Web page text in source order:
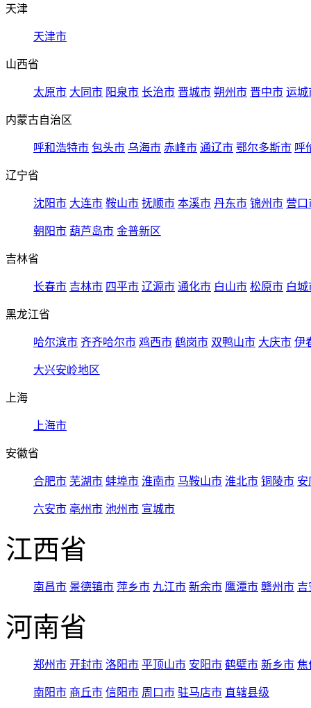
天津
天津市
山西省
太原市 大同市 阳泉市 长治市 晋城市 朔州市 晋中市 运城
内蒙古自治区
呼和浩特市 包头市 乌海市 赤峰市 通辽市 鄂尔多斯市 呼
辽宁省
沈阳市 大连市 鞍山市 抚顺市 本溪市 丹东市 锦州市 营口
朝阳市 葫芦岛市 金普新区
吉林省
长春市 吉林市 四平市 辽源市 通化市 白山市 松原市 白城
黑龙江省
哈尔滨市 齐齐哈尔市 鸡西市 鹤岗市 双鸭山市 大庆市 伊
大兴安岭地区
上海
上海市
安徽省
合肥市 芜湖市 蚌埠市 淮南市 马鞍山市 淮北市 铜陵市 安
六安市 亳州市 池州市 宣城市
江西省
南昌市 景德镇市 萍乡市 九江市 新余市 鹰潭市 赣州市 吉
河南省
郑州市 开封市 洛阳市 平顶山市 安阳市 鹤壁市 新乡市 焦
南阳市 商丘市 信阳市 周口市 驻马店市 直辖县级